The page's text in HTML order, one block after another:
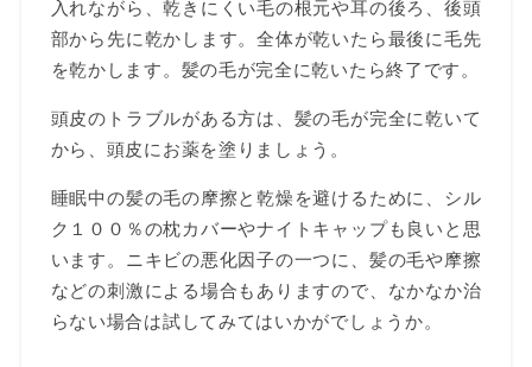
入れながら、乾きにくい毛の根元や耳の後ろ、後頭
部から先に乾かします。全体が乾いたら最後に毛先
を乾かします。髪の毛が完全に乾いたら終了です。
頭皮のトラブルがある方は、髪の毛が完全に乾いて
から、頭皮にお薬を塗りましょう。
睡眠中の髪の毛の摩擦と乾燥を避けるために、シル
ク１００％の枕カバーやナイトキャップも良いと思
います。ニキビの悪化因子の一つに、髪の毛や摩擦
などの刺激による場合もありますので、なかなか治
らない場合は試してみてはいかがでしょうか。